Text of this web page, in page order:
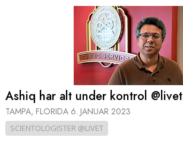
Ashiq har alt under kontrol @livet
TAMPA, FLORIDA 6. JANUAR 2023
SCIENTOLOGISTER @LIVET